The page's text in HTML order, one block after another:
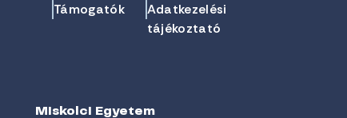
Támogatók
Adatkezelési
tájékoztató
Miskolci Egyetem